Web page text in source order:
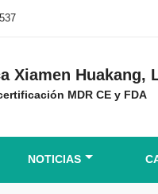
Xiamen Huakang,
MDR CE y FDA
NOTICIAS